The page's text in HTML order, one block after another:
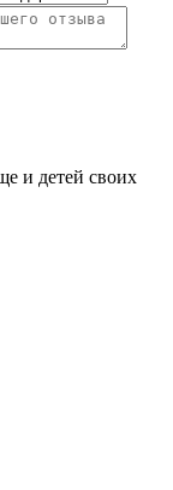
и детей своих